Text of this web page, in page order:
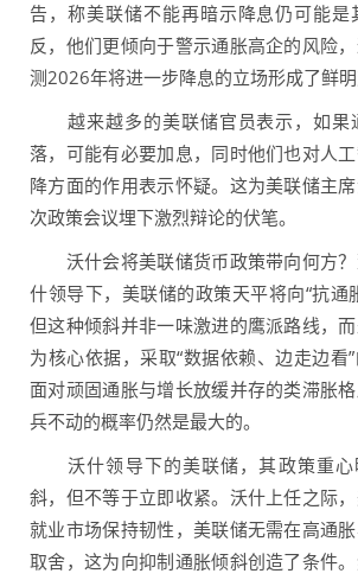
告，称美联储不能再暗示降息仍可能是
反，他们更倾向于警示通胀高企的风险
测2026年将进一步降息的立场形成了鲜明
越来越多的美联储官员表示，如果
落，可能有必要加息，同时他们也对人
降方面的作用表示怀疑。这为美联储主
次政策会议埋下激烈辩论的伏笔。
沃什会将美联储货币政策带向何方？
什领导下，美联储的政策天平将向“抗通
但这种倾斜并非一味激进的鹰派路线，
为核心依据，采取“数据依赖、边走边看”
面对顽固通胀与增长放缓并存的类滞胀
兵不动的概率仍然是最大的。
沃什领导下的美联储，其政策重心
斜，但不等于立即收紧。沃什上任之际
就业市场保持韧性，美联储无需在高通
取舍，这为向抑制通胀倾斜创造了条件